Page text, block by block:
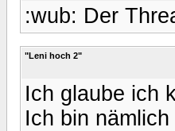
:wub: Der
"Leni hoch 2"
Ich glaube ich
Ich bin